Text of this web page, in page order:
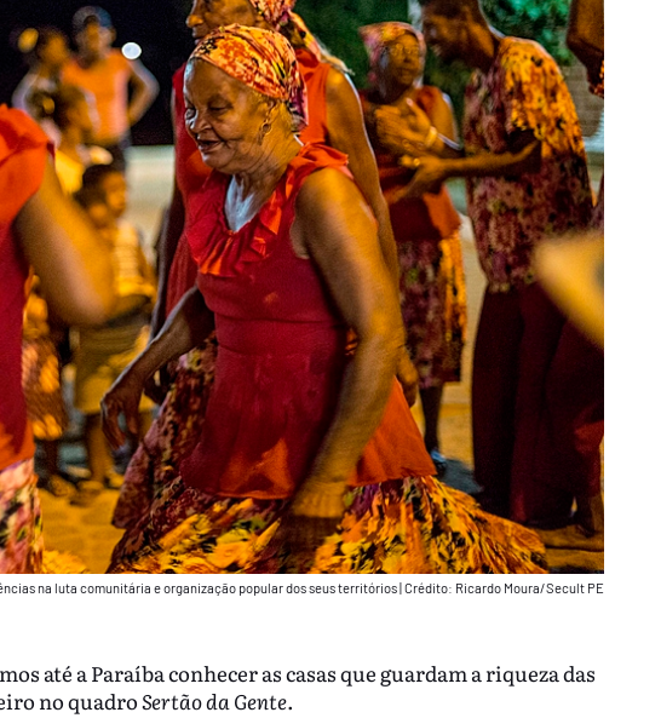
na luta comunitária e organização popular dos seus territórios|Crédito: Ricardo Moura/Secult PE
até a Paraíba conhecer as casas que guardam a riqueza das
no quadroSertão da Gente.